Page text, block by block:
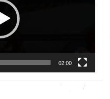
02:00